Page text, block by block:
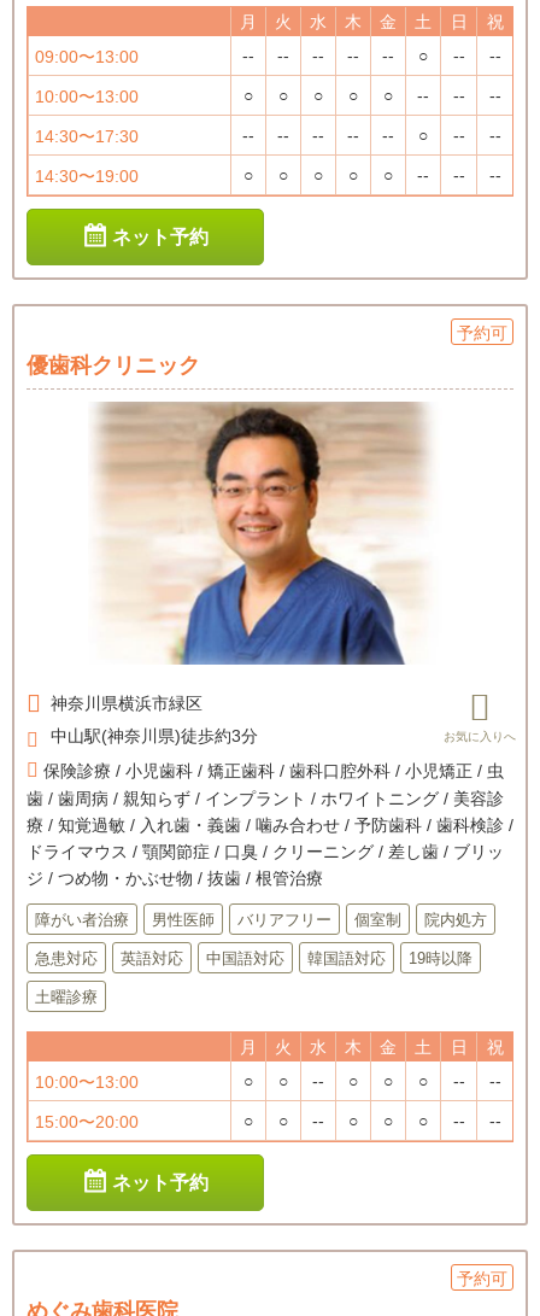
月 火 水 木 金 土 日
祝
09:00〜13:00
-- -- -- -- -- ○ -- --
10:00〜13:00 ○ ○ ○ ○ ○ -- -- --
14:30〜17:30 -- -- -- -- -- ○ -- --
14:30〜19:00 ○ ○ ○ ○ ○ -- -- --
ネット予約
予約可
優歯科クリニック
神奈川県横浜市緑区
中山駅(神奈川県)徒歩約3分
保険診療 / 小児歯科 / 矯正歯科 / 歯科口腔外科 / 小児矯正 / 虫
歯 / 歯周病 / 親知らず / インプラント / ホワイトニング / 美容診
療 / 知覚過敏 / 入れ歯・義歯 / 噛み合わせ / 予防歯科 / 歯科検診 /
ドライマウス / 顎関節症 / 口臭 / クリーニング / 差し歯 / ブリッ
ジ / つめ物・かぶせ物 / 抜歯 / 根管治療
障がい者治療 男性医師 バリアフリー 個室制 院内処方
急患対応 英語対応 中国語対応 韓国語対応 19時以降
土曜診療
月 火 水 木 金 土 日
祝
10:00〜13:00
○ ○ -- ○ ○ ○ -- --
15:00〜20:00 ○ ○ -- ○ ○ ○ -- --
ネット予約
予約可
めぐみ歯科医院